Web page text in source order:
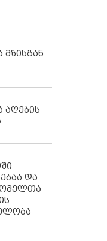
მზისგან
აღების
და